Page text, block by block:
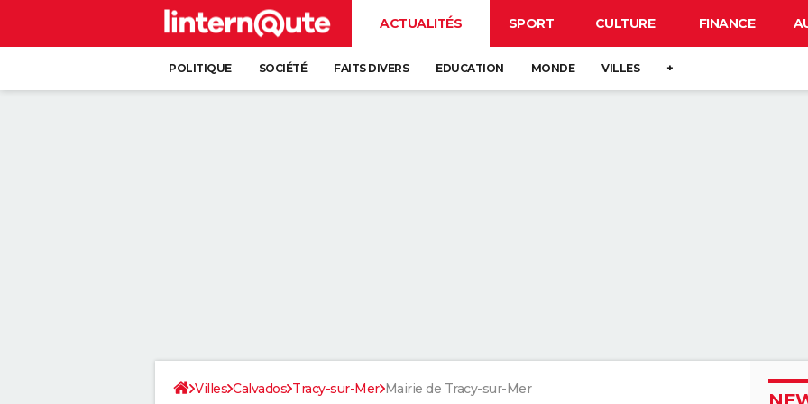
ACTUALITÉS SPORT CULTURE FINANCE
POLITIQUE SOCIÉTÉ FAITS DIVERS EDUCATION MONDE VILLES +
Villes Calvados Tracy-sur-Mer Mairie de Tracy-sur-Mer